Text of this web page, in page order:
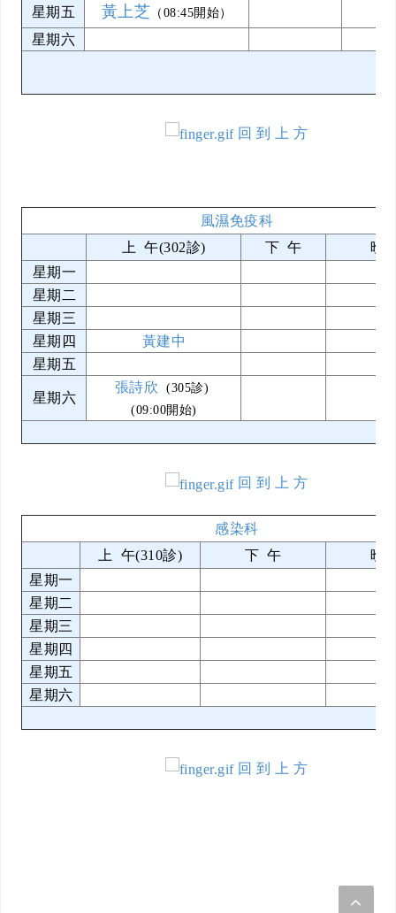
星期五 黃上芝 （08:45開始）
星期六
回 到 上 方
風濕免疫科
上 午(302診)
下 午
晚
星期一
星期二
星期三
星期四
黃建中
星期五
星期六
張詩欣
(305診)
(09:00開始)
回 到 上 方
感染科
上 午(310診)
下 午
晚
星期一
星期二
星期三
星期四
星期五
星期六
回 到 上 方